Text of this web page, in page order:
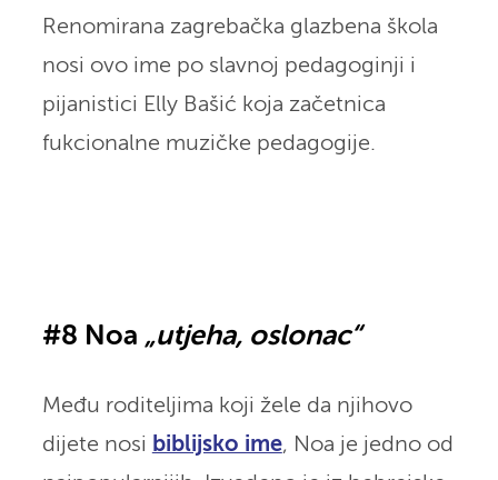
Renomirana zagrebačka glazbena škola
nosi ovo ime po slavnoj pedagoginji i
pijanistici Elly Bašić koja začetnica
fukcionalne muzičke pedagogije.
#8 Noa „utjeha, oslonac“
Među roditeljima koji žele da njihovo
dijete nosi biblijsko ime, Noa je jedno od